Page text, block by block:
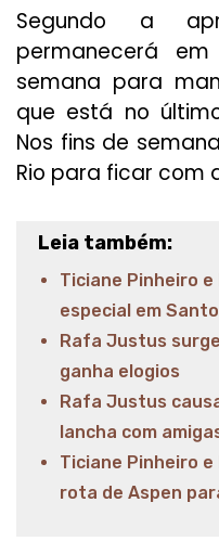
Segundo a
permanecerá
semana para
que está no
Nos fins de
Rio para ficar com
Leia também:
Ticiane Pinheiro
especial em
Rafa Justus
ganha elogios
Rafa Justus
lancha com
Ticiane Pinheiro
rota de Aspen